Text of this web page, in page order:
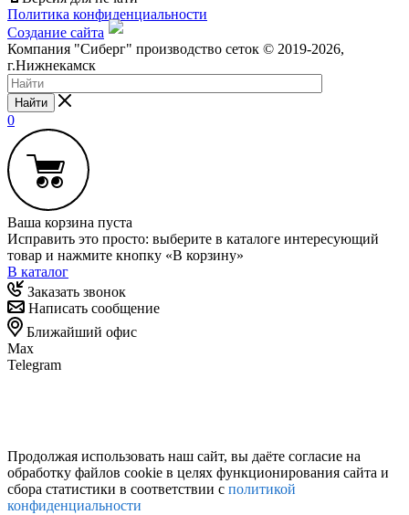
Политика конфиденциальности
Создание сайта
Компания "Сиберг" производство сеток © 2019-2026,
г.Нижнекамск
Найти
0
Ваша корзина пуста
Исправить это просто: выберите в каталоге интересующий
товар и нажмите кнопку «В корзину»
В каталог
Заказать звонок
Написать сообщение
Ближайший офис
Max
Telegram
Продолжая использовать наш сайт, вы даёте согласие на
обработку файлов cookie в целях функционирования сайта и
сбора статистики в соответствии с политикой
конфиденциальности